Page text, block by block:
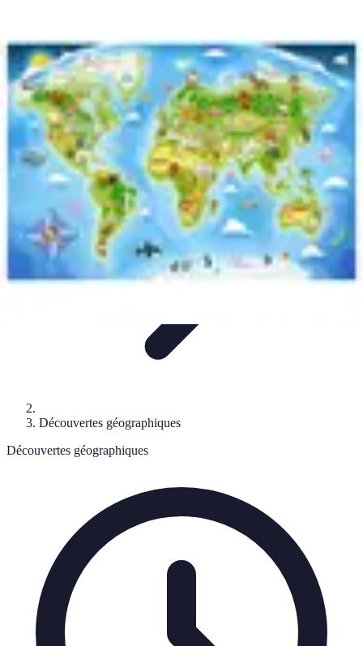
GéographiqueGéographie PhysiqueÎles et régions
Géographie Explore
Découvertes géographiques
Découvertes géographiques